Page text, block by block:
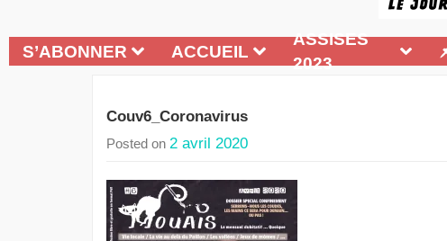
S’ABONNER ACCUEIL
ASSISES
2023
Couv6_Coronavirus
Posted on 2 avril 2020